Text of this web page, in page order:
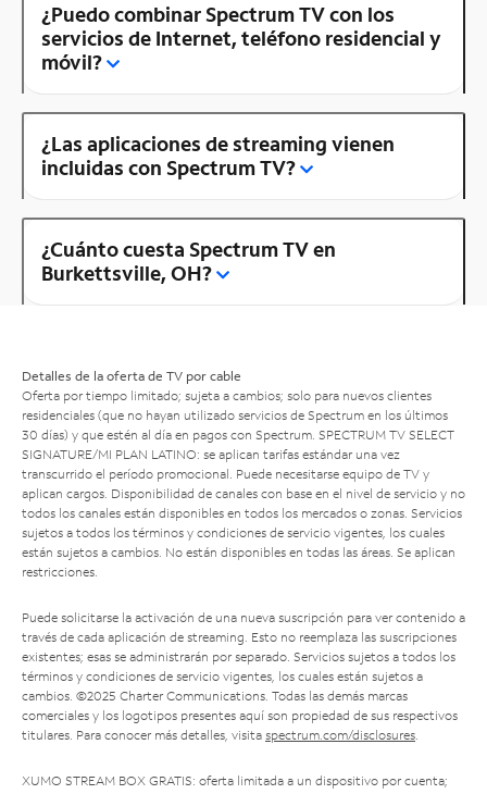
¿Puedo combinar Spectrum TV con los
servicios de Internet, teléfono residencial y
móvil?
¿Las aplicaciones de streaming vienen
incluidas con Spectrum TV?
¿Cuánto cuesta Spectrum TV en
Burkettsville, OH?
Detalles de la oferta de TV por cable
Oferta por tiempo limitado; sujeta a cambios; solo para nuevos clientes
residenciales (que no hayan utilizado servicios de Spectrum en los últimos
30 días) y que estén al día en pagos con Spectrum. SPECTRUM TV SELECT
SIGNATURE/MI PLAN LATINO: se aplican tarifas estándar una vez
transcurrido el período promocional. Puede necesitarse equipo de TV y
aplican cargos. Disponibilidad de canales con base en el nivel de servicio y no
todos los canales están disponibles en todos los mercados o zonas. Servicios
sujetos a todos los términos y condiciones de servicio vigentes, los cuales
están sujetos a cambios. No están disponibles en todas las áreas. Se aplican
restricciones.
Puede solicitarse la activación de una nueva suscripción para ver contenido a
través de cada aplicación de streaming. Esto no reemplaza las suscripciones
existentes; esas se administrarán por separado. Servicios sujetos a todos los
términos y condiciones de servicio vigentes, los cuales están sujetos a
cambios. ©2025 Charter Communications. Todas las demás marcas
comerciales y los logotipos presentes aquí son propiedad de sus respectivos
titulares. Para conocer más detalles, visita spectrum.com/disclosures.
XUMO STREAM BOX GRATIS: oferta limitada a un dispositivo por cuenta;